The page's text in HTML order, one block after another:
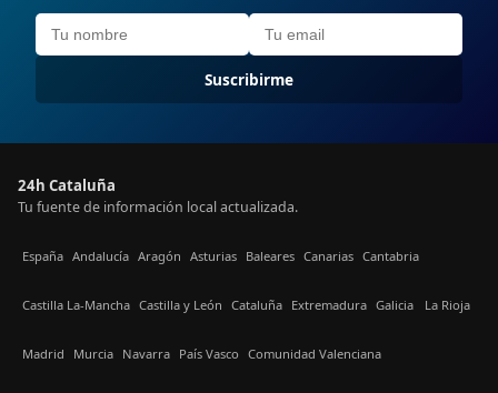
Suscribirme
24h Cataluña
Tu fuente de información local actualizada.
España Andalucía Aragón Asturias Baleares Canarias Cantabria
Castilla La-Mancha Castilla y León Cataluña Extremadura Galicia La Rioja
Madrid Murcia Navarra País Vasco Comunidad Valenciana